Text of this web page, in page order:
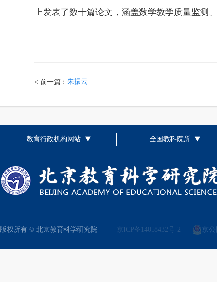
上发表了数十篇论文，涵盖数学教学质量监测
< 前一篇： 朱振云
教育行政机构网站 全国教科院所
版权所有 © 北京教育科学研究院 京ICP备14058432号-2 京公